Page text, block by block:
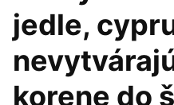
jedle,
korene do